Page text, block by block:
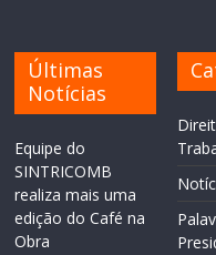
Últimas
Notícias
Equipe do
SINTRICOMB
realiza mais uma
edição do Café na
Obra